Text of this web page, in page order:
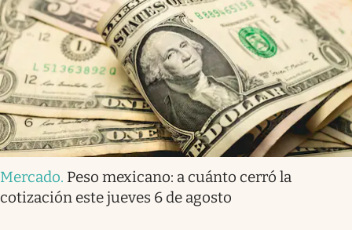
Mercado. Peso mexicano: a cuánto cerró la
cotización este jueves 6 de agosto